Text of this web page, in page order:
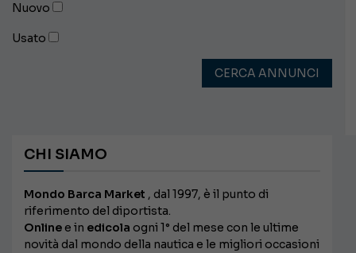
Nuovo
Usato
CERCA ANNUNCI
CHI SIAMO
Mondo Barca Market , dal 1997, è il punto di
riferimento del diportista.
Online e in edicola ogni 1° del mese con le ultime
novità dal mondo della nautica e le migliori occasioni